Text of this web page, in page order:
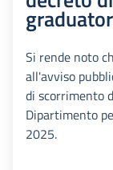
Si rende noto
all'avviso
di scorrimento
Dipartimento
2025.